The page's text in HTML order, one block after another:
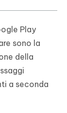
Play
sono la
della
a seconda